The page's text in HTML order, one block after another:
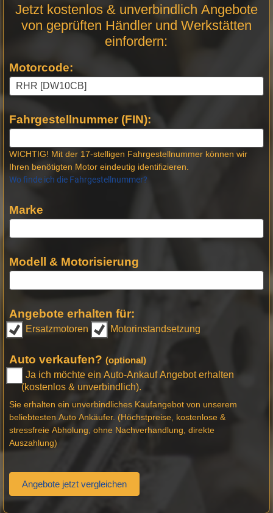
Anfrage
Stellen
Jetzt kostenlos & unverbindlich Angebote
von geprüften Händler und Werkstätten
einfordern:
Motorcode:
Fahrgestellnummer (FIN):
WICHTIG! Mit der 17-stelligen Fahrgestellnummer können wir
Ihren benötigten Motor eindeutig identifizieren.
Wo finde ich die Fahrgestellnummer?
Marke
Modell & Motorisierung
Angebote erhalten für:
Ersatzmotoren Motorinstandsetzung
Auto verkaufen? (optional)
Ja ich möchte ein Auto-Ankauf Angebot erhalten
(kostenlos & unverbindlich).
Sie erhalten ein unverbindliches Kaufangebot von unserem
beliebtesten Auto Ankäufer. (Höchstpreise, kostenlose &
stressfreie Abholung, ohne Nachverhandlung, direkte
Auszahlung)
Angebote jetzt vergleichen